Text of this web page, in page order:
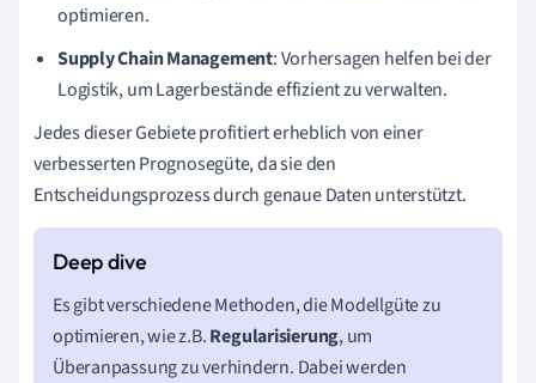
optimieren.
Supply Chain Management: Vorhersagen helfen bei der
Logistik, um Lagerbestände effizient zu verwalten.
Jedes dieser Gebiete profitiert erheblich von einer
verbesserten Prognosegüte, da sie den
Entscheidungsprozess durch genaue Daten unterstützt.
Es gibt verschiedene Methoden, die Modellgüte zu
optimieren, wie z.B.Regularisierung, um
Überanpassung zu verhindern. Dabei werden